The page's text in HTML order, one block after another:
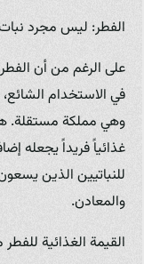
الفطر: ليس مجرد
على الرغم من أن
في الاستخدام الشائع،
وهي مملكة مستقلة.
غذائياً فريداً يجعله
للنباتيين الذين
والمعادن.
القيمة الغذائية